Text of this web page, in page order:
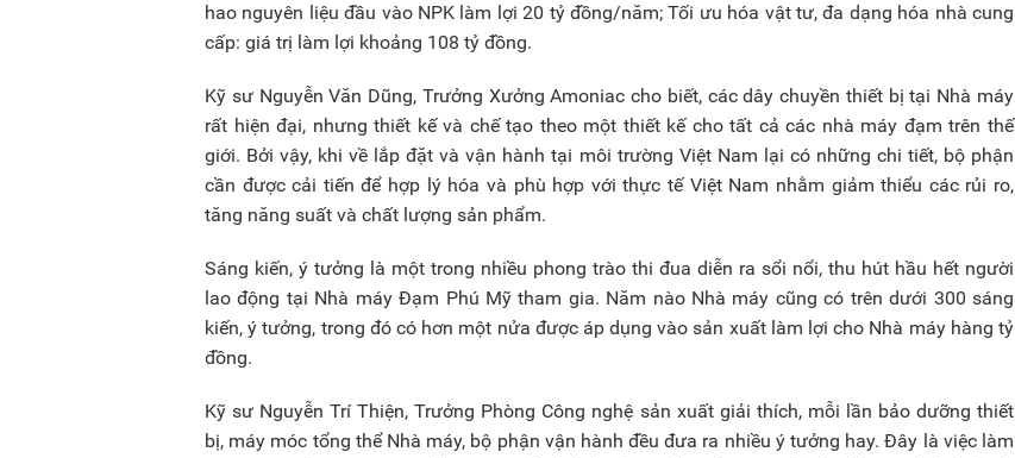
hao nguyên liệu đầu vào NPK làm lợi 20 tỷ đồng/năm; Tối ưu hóa vật tư, đa dạng hóa nhà cung
cấp: giá trị làm lợi khoảng 108 tỷ đồng.
Kỹ sư Nguyễn Văn Dũng, Trưởng Xưởng Amoniac cho biết, các dây chuyền thiết bị tại Nhà máy
rất hiện đại, nhưng thiết kế và chế tạo theo một thiết kế cho tất cả các nhà máy đạm trên thế
giới. Bởi vậy, khi về lắp đặt và vận hành tại môi trường Việt Nam lại có những chi tiết, bộ phận
cần được cải tiến để hợp lý hóa và phù hợp với thực tế Việt Nam nhằm giảm thiểu các rủi ro,
tăng năng suất và chất lượng sản phẩm.
Sáng kiến, ý tưởng là một trong nhiều phong trào thi đua diễn ra sổi nổi, thu hút hầu hết người
lao động tại Nhà máy Đạm Phú Mỹ tham gia. Năm nào Nhà máy cũng có trên dưới 300 sáng
kiến, ý tưởng, trong đó có hơn một nửa được áp dụng vào sản xuất làm lợi cho Nhà máy hàng tỷ
đồng.
Kỹ sư Nguyễn Trí Thiện, Trưởng Phòng Công nghệ sản xuất giải thích, mỗi lần bảo dưỡng thiết
bị, máy móc tổng thể Nhà máy, bộ phận vận hành đều đưa ra nhiều ý tưởng hay. Đây là việc làm